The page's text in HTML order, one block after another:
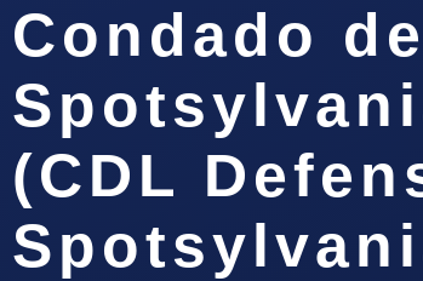
Condado de
(CDL